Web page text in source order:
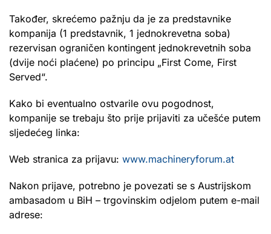
Također, skrećemo pažnju da je za predstavnike
kompanija (1 predstavnik, 1 jednokrevetna soba)
rezervisan ograničen kontingent jednokrevetnih soba
(dvije noći plaćene) po principu „First Come, First
Served“.
Kako bi eventualno ostvarile ovu pogodnost,
kompanije se trebaju što prije prijaviti za učešće putem
sljedećeg linka:
Web stranica za prijavu: www.machineryforum.at
Nakon prijave, potrebno je povezati se s Austrijskom
ambasadom u BiH – trgovinskim odjelom putem e-mail
adrese: